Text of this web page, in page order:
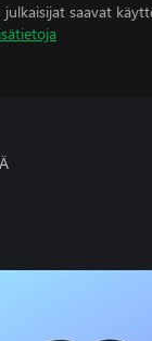
julkaisijat saavat